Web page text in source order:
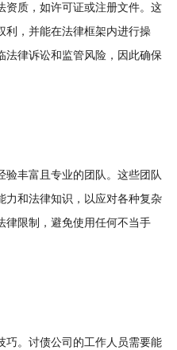
质，如许可证或注册文件。这
利，并能在法律框架内进行操
法律诉讼和监管风险，因此确保
丰富且专业的团队。这些团队
力和法律知识，以应对各种复杂
律限制，避免使用任何不当手
。讨债公司的工作人员需要能